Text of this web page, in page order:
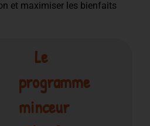
et maximiser les bienfaits
Le
programme
minceur